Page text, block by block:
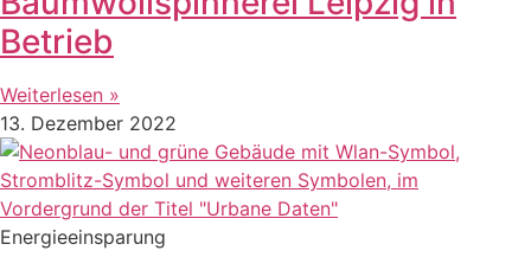
Betrieb
Weiterlesen »
13. Dezember 2022
Energieeinsparung